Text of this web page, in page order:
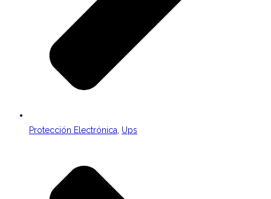
Protección Electrónica Ups